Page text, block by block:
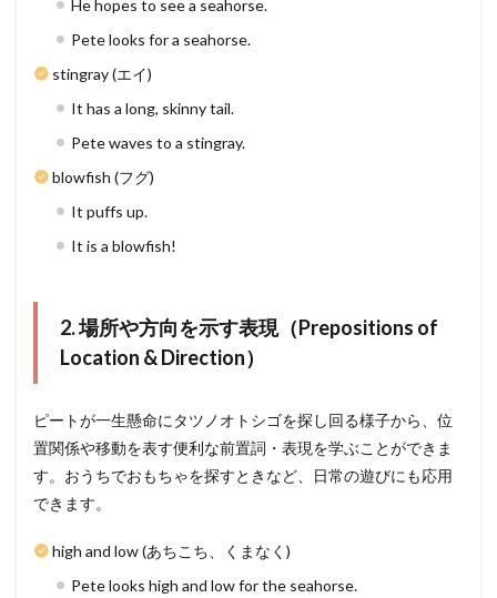
He hopes to see a seahorse.
Pete looks for a seahorse.
stingray (エイ)
It has a long, skinny tail.
Pete waves to a stingray.
blowfish (フグ)
It puffs up.
It is a blowfish!
2. 場所や方向を示す表現（Prepositions of
Location & Direction）
ピートが一生懸命にタツノオトシゴを探し回る様子から、位
置関係や移動を表す便利な前置詞・表現を学ぶことができま
す。おうちでおもちゃを探すときなど、日常の遊びにも応用
できます。
high and low (あちこち、くまなく)
Pete looks high and low for the seahorse.